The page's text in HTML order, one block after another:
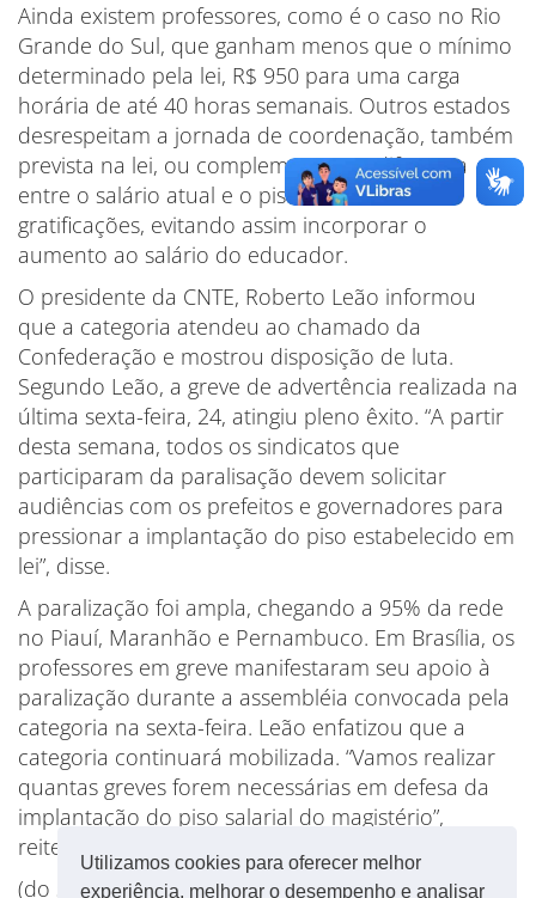
Utilizamos cookies para oferecer melhor
experiência, melhorar o desempenho e analisar
Ainda existem professores, como é o caso no Rio
Grande do Sul, que ganham menos que o mínimo
determinado pela lei, R$ 950 para uma carga
horária de até 40 horas semanais. Outros estados
desrespeitam a jornada de coordenação, também
prevista na lei, ou complementam a diferença
entre o salário atual e o piso com bônus e
gratificações, evitando assim incorporar o
aumento ao salário do educador.
O presidente da CNTE, Roberto Leão informou
que a categoria atendeu ao chamado da
Confederação e mostrou disposição de luta.
Segundo Leão, a greve de advertência realizada na
última sexta-feira, 24, atingiu pleno êxito. “A partir
desta semana, todos os sindicatos que
participaram da paralisação devem solicitar
audiências com os prefeitos e governadores para
pressionar a implantação do piso estabelecido em
lei”, disse.
A paralização foi ampla, chegando a 95% da rede
no Piauí, Maranhão e Pernambuco. Em Brasília, os
professores em greve manifestaram seu apoio à
paralização durante a assembléia convocada pela
categoria na sexta-feira. Leão enfatizou que a
categoria continuará mobilizada. “Vamos realizar
quantas greves forem necessárias em defesa da
implantação do piso salarial do magistério”,
reiterou.
(do site da CNTE)